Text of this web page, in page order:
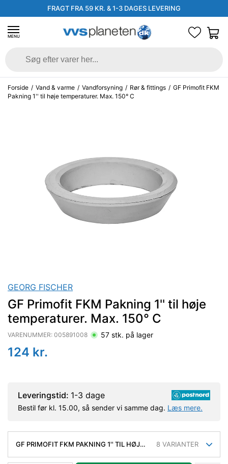
FRAGT FRA 59 KR. & 1-3 DAGES LEVERING
MENU
Forside / Vand & varme / Vandforsyning / Rør & fittings / GF Primofit FKM
Pakning 1'' til høje temperaturer. Max. 150° C
GEORG FISCHER
GF Primofit FKM Pakning 1'' til høje
temperaturer. Max. 150° C
VARENUMMER: 005891008 57 stk. på lager
124 kr.
Leveringstid: 1-3 dage
Bestil før kl. 15.00, så sender vi samme dag. Læs mere.
GF PRIMOFIT FKM PAKNING 1'' TIL HØJE
8 VARIANTER